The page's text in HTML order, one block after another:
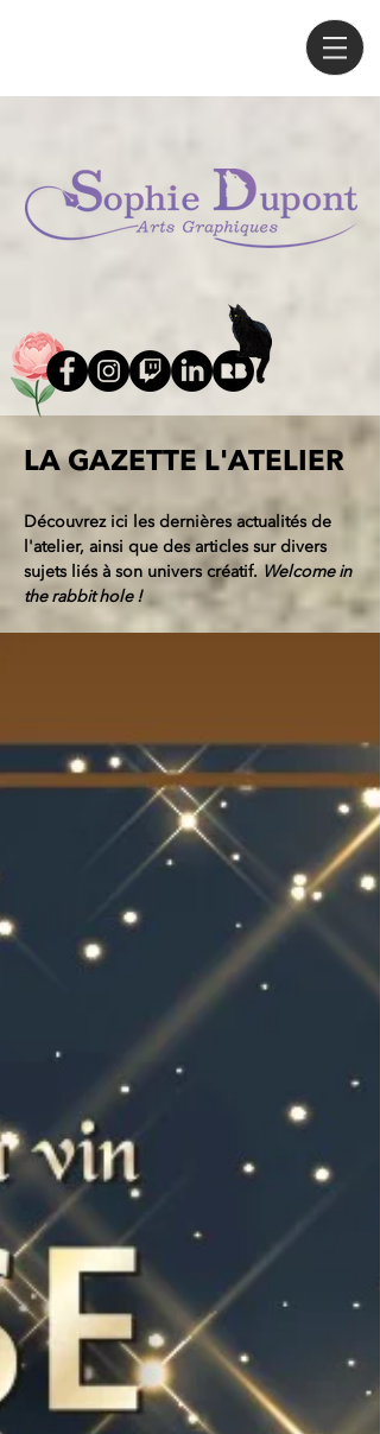
LA GAZETTE L'ATELIER
Découvrez ici les dernières actualités de
l'atelier, ainsi que des articles sur divers
sujets liés à son univers créatif.Welcome in
the rabbit hole !